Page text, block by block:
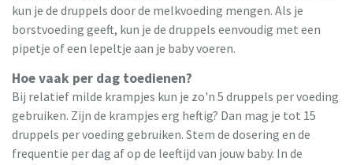
kun je de druppels door de melkvoeding mengen. Als je
borstvoeding geeft, kun je de druppels eenvoudig met een
pipetje of een lepeltje aan je baby voeren.
Hoe vaak per dag toedienen?
Bij relatief milde krampjes kun je zo'n 5 druppels per voeding
gebruiken. Zijn de krampjes erg heftig? Dan mag je tot 15
druppels per voeding gebruiken. Stem de dosering en de
frequentie per dag af op de leeftijd van jouw baby. In de